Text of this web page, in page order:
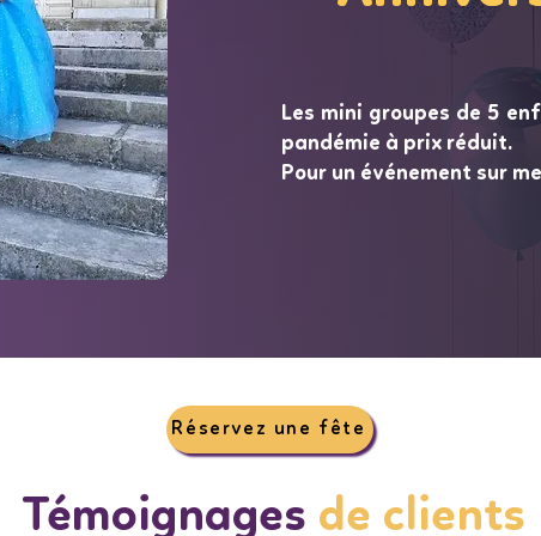
Les mini groupes de 5
pandémie à prix réduit.
Pour un événement sur
Réservez une fête
Témoignages de clients